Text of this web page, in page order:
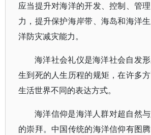
应当提升对海洋的开发、控制、管
力，提升保护海岸带、海岛和海洋
洋防灾减灾能力。
海洋社会礼仪是海洋社会自发
生到死的人生历程的规矩，在许多
生活世界不同的表达方式。
海洋信仰是海洋人群对超自然
的崇拜。中国传统的海洋信仰有图